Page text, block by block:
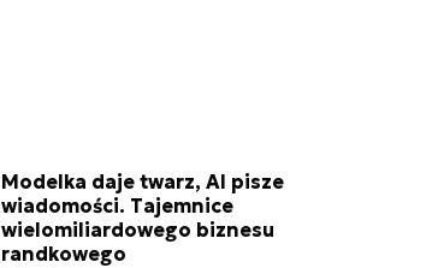
Modelka daje twarz, AI pisze
wiadomości. Tajemnice
wielomiliardowego biznesu
randkowego